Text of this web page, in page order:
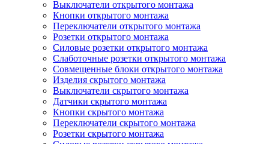
Выключатели открытого монтажа
Кнопки открытого монтажа
Переключатели открытого монтажа
Розетки открытого монтажа
Силовые розетки открытого монтажа
Слаботочные розетки открытого монтажа
Совмещенные блоки открытого монтажа
Изделия скрытого монтажа
Выключатели скрытого монтажа
Датчики скрытого монтажа
Кнопки скрытого монтажа
Переключатели скрытого монтажа
Розетки скрытого монтажа